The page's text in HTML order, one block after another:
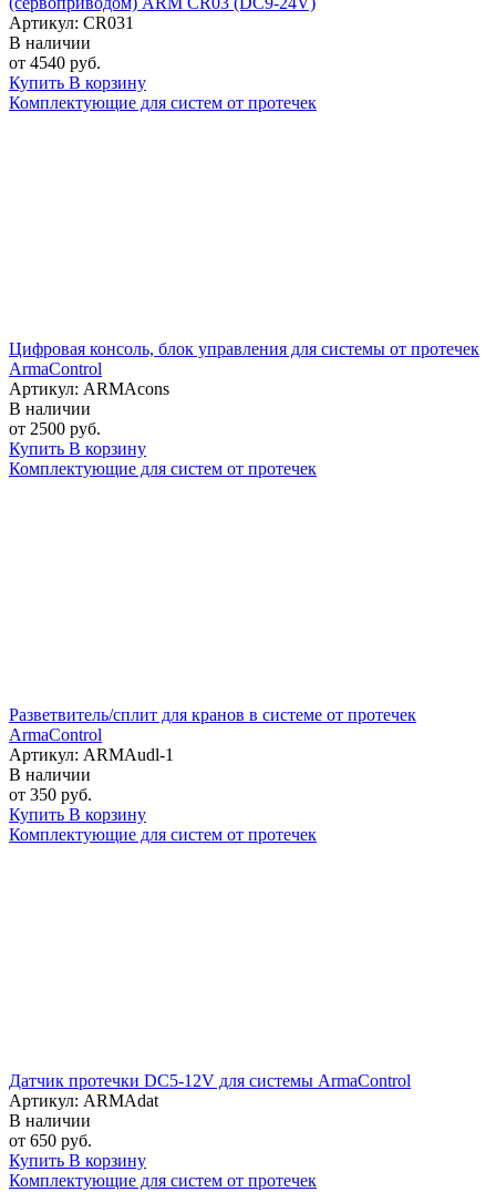
Артикул: CR031
В наличии
от 4540 руб.
Купить В корзину
Комплектующие для систем от протечек
Цифровая консоль, блок управления для системы от протечек
ArmaControl
Артикул: ARMAcons
В наличии
от 2500 руб.
Купить В корзину
Комплектующие для систем от протечек
Разветвитель/сплит для кранов в системе от протечек
ArmaControl
Артикул: ARMAudl-1
В наличии
от 350 руб.
Купить В корзину
Комплектующие для систем от протечек
Датчик протечки DC5-12V для системы ArmaControl
Артикул: ARMAdat
В наличии
от 650 руб.
Купить В корзину
Комплектующие для систем от протечек